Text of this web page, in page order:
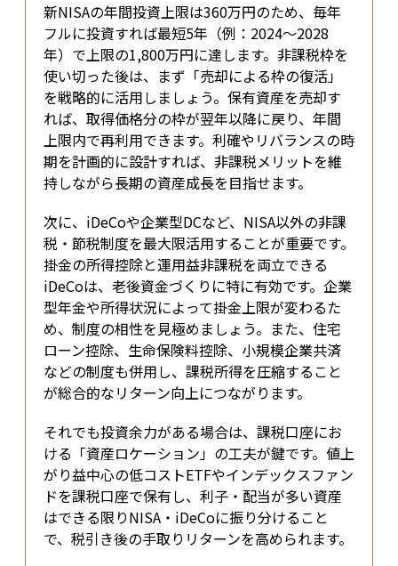
新NISAの年間投資上限は360万円のため、毎年
フルに投資すれば最短5年（例：2024〜2028
年）で上限の1,800万円に達します。非課税枠を
使い切った後は、まず「売却による枠の復活」
を戦略的に活用しましょう。保有資産を売却す
れば、取得価格分の枠が翌年以降に戻り、年間
上限内で再利用できます。利確やリバランスの時
期を計画的に設計すれば、非課税メリットを維
持しながら長期の資産成長を目指せます。
次に、iDeCoや企業型DCなど、NISA以外の非課
税・節税制度を最大限活用することが重要です。
掛金の所得控除と運用益非課税を両立できる
iDeCoは、老後資金づくりに特に有効です。企業
型年金や所得状況によって掛金上限が変わるた
め、制度の相性を見極めましょう。また、住宅
ローン控除、生命保険料控除、小規模企業共済
などの制度も併用し、課税所得を圧縮すること
が総合的なリターン向上につながります。
それでも投資余力がある場合は、課税口座にお
ける「資産ロケーション」の工夫が鍵です。値上
がり益中心の低コストETFやインデックスファン
ドを課税口座で保有し、利子・配当が多い資産
はできる限りNISA・iDeCoに振り分けること
で、税引き後の手取りリターンを高められます。